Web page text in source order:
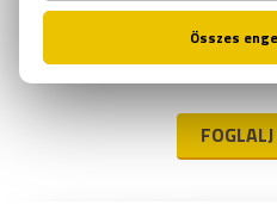
effektek garantálják
beleéled